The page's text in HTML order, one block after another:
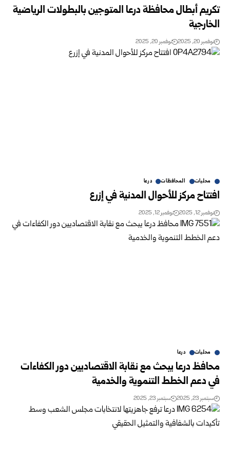
تكريم أبطال محافظة درعا المتوجين بالبطولات الرياضية
الخارجية
نوفمبر 20, 2025 نوفمبر 20, 2025
محليات المحافظات درعا
افتتاح مركز للأحوال المدنية في إزرع
نوفمبر 12, 2025 نوفمبر 12, 2025
محليات درعا
محافظ درعا يبحث مع نقابة الاقتصاديين دور الكفاءات
في دعم الخطط التنموية والخدمية
سبتمبر 23, 2025 سبتمبر 23, 2025